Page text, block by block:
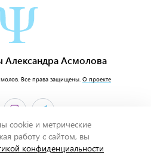
Асмолова
. Все права защищены. О проекте
cookie и метрические
работу с сайтом, вы
конфиденциальности